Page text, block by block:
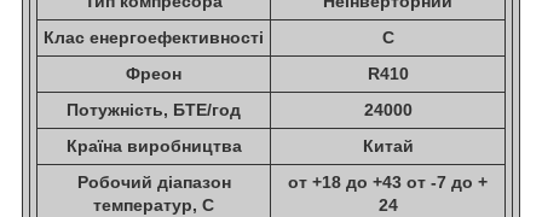
Клас енергоефективності
C
Фреон
R410
Потужність, БТЕ/год
24000
Країна виробництва
Китай
Робочий діапазон
температур, С
от +18 до +43 от -7 до +
24